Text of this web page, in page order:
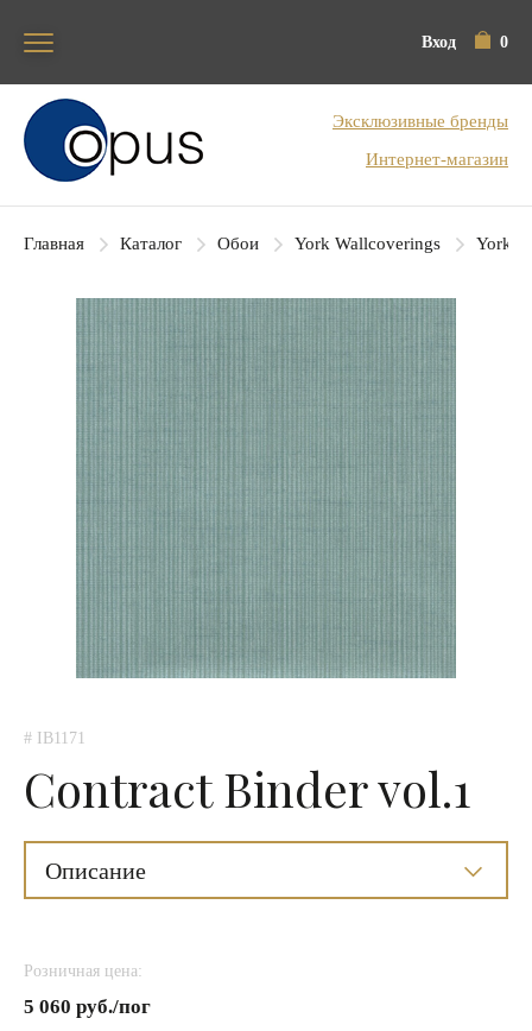
Вход 0
Блок поиска
Эксклюзивные бренды
Интернет-магазин
Главная Каталог Обои York Wallcoverings York
# IB1171
Contract Binder vol.1
Описание
Розничная цена:
5 060 руб./пог